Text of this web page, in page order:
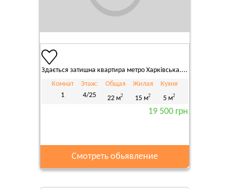
Здається затишна квартира метро Харківська....
Комнат
1
Этаж:
4/25
Общая
22 м2
Жилая
15 м2
Кухня
5 м2
19 500 грн
Смотреть обьявление